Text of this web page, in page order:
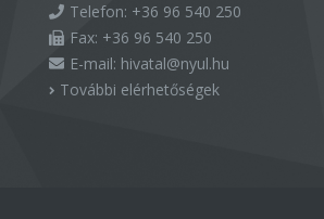
Telefon: +36 96 540 250
Fax: +36 96 540 250
E-mail: hivatal@nyul.hu
További elérhetőségek